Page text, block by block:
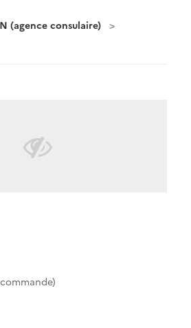
(agence consulaire)